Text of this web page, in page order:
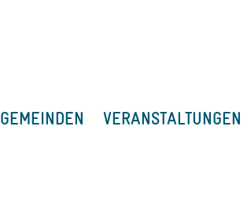
GEMEINDEN VERANSTALTUNGEN